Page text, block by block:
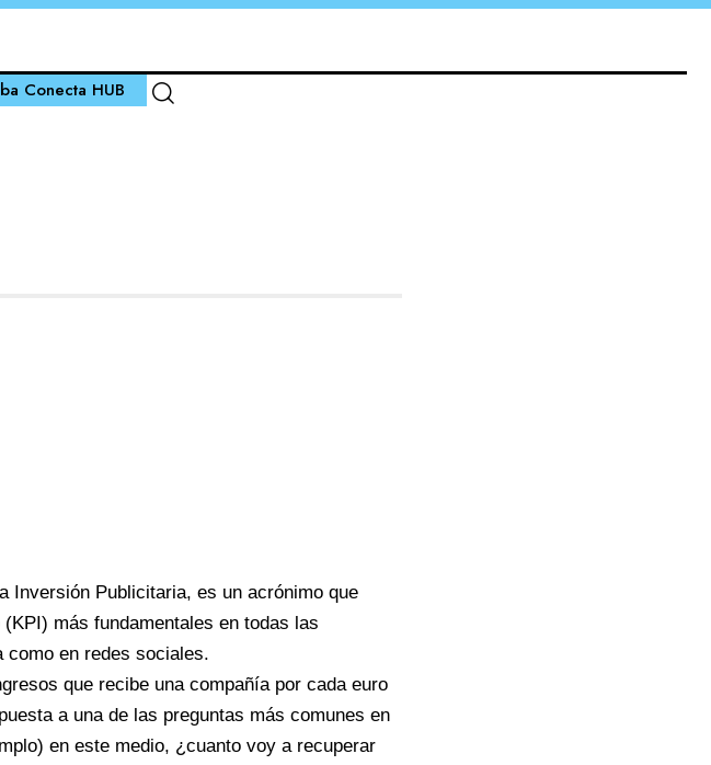
Conecta HUB
Inversión Publicitaria, es un acrónimo que
(KPI ) más fundamentales en todas las
como en redes sociales.
que recibe una compañía por cada euro
a una de las preguntas más comunes en
en este medio, ¿cuanto voy a recuperar